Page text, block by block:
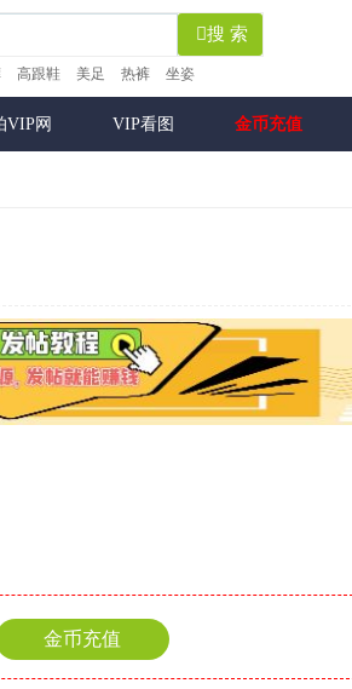
搜 索
高跟鞋 美足 热裤 坐姿
VIP网 VIP看图 金币充值
金币充值